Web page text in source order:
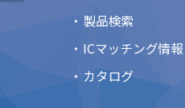
製品検索
ICマッチング情報
カタログ